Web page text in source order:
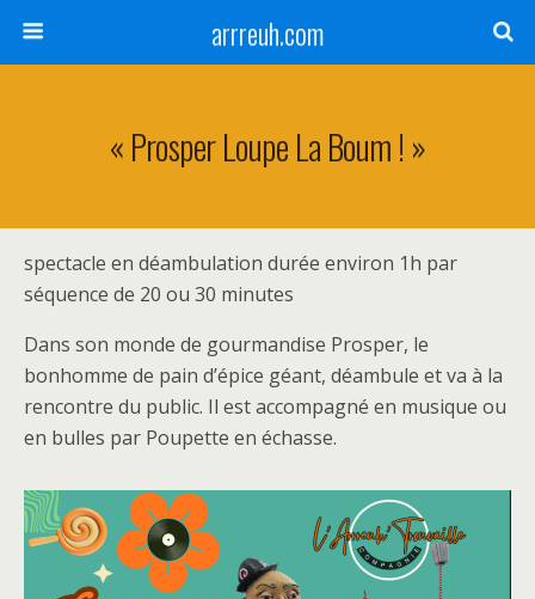
arrreuh.com
« Prosper Loupe La Boum ! »
spectacle en déambulation durée environ 1h par
séquence de 20 ou 30 minutes
Dans son monde de gourmandise Prosper, le
bonhomme de pain d’épice géant, déambule et va à la
rencontre du public. Il est accompagné en musique ou
en bulles par Poupette en échasse.